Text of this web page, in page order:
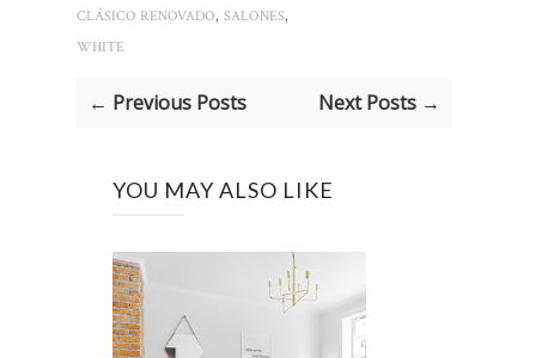
CLÁSICO RENOVADO, SALONES,
WHITE
← Previous Posts Next Posts →
YOU MAY ALSO LIKE